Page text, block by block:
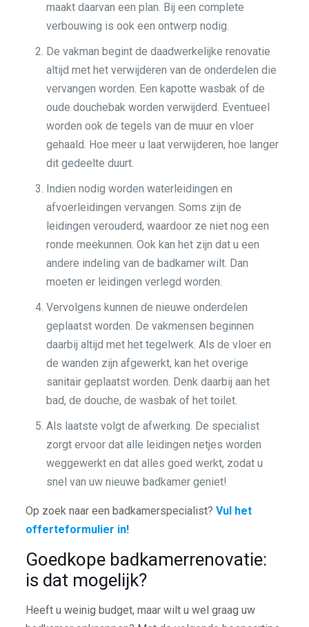
maakt daarvan een plan. Bij een complete
verbouwing is ook een ontwerp nodig.
De vakman begint de daadwerkelijke renovatie
altijd met het verwijderen van de onderdelen die
vervangen worden. Een kapotte wasbak of de
oude douchebak worden verwijderd. Eventueel
worden ook de tegels van de muur en vloer
gehaald. Hoe meer u laat verwijderen, hoe langer
dit gedeelte duurt.
Indien nodig worden waterleidingen en
afvoerleidingen vervangen. Soms zijn de
leidingen verouderd, waardoor ze niet nog een
ronde meekunnen. Ook kan het zijn dat u een
andere indeling van de badkamer wilt. Dan
moeten er leidingen verlegd worden.
Vervolgens kunnen de nieuwe onderdelen
geplaatst worden. De vakmensen beginnen
daarbij altijd met het tegelwerk. Als de vloer en
de wanden zijn afgewerkt, kan het overige
sanitair geplaatst worden. Denk daarbij aan het
bad, de douche, de wasbak of het toilet.
Als laatste volgt de afwerking. De specialist
zorgt ervoor dat alle leidingen netjes worden
weggewerkt en dat alles goed werkt, zodat u
snel van uw nieuwe badkamer geniet!
Op zoek naar een badkamerspecialist? Vul het
offerteformulier in!
Goedkope badkamerrenovatie:
is dat mogelijk?
Heeft u weinig budget, maar wilt u wel graag uw